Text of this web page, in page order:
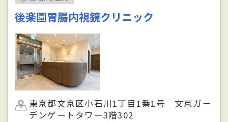
後楽園胃腸内視鏡クリニック
東京都文京区小石川1丁目1番1号 文京ガー
デンゲートタワー3階302